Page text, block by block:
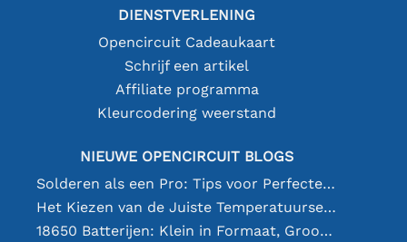
DIENSTVERLENING
Opencircuit Cadeaukaart
Schrijf een artikel
Affiliate programma
Kleurcodering weerstand
NIEUWE OPENCIRCUIT BLOGS
Solderen als een Pro: Tips voor Perfecte Elektronische Verbindingen
Het Kiezen van de Juiste Temperatuursensor [youtube]
18650 Batterijen: Klein in Formaat, Groot in Prestatie